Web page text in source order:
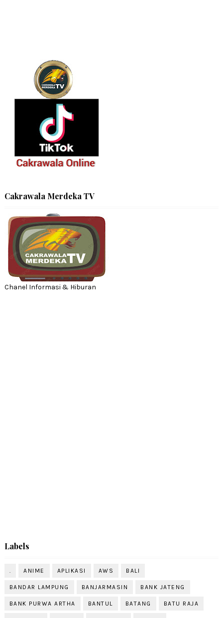
Cakrawala Merdeka TV
Chanel Informasi & Hiburan
Labels
ANIME APLIKASI AWS BALI
BANDAR LAMPUNG BANJARMASIN BANK JATENG
BANK PURWA ARTHA BANTUL BATANG BATU RAJA